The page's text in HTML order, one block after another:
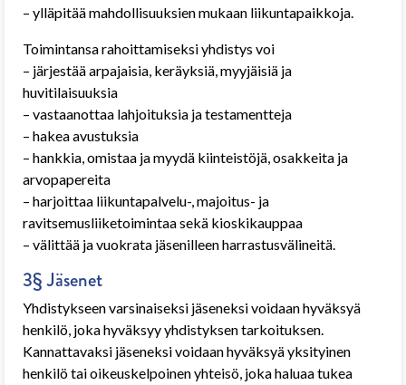
– ylläpitää mahdollisuuksien mukaan liikuntapaikkoja.
Toimintansa rahoittamiseksi yhdistys voi
– järjestää arpajaisia, keräyksiä, myyjäisiä ja
huvitilaisuuksia
– vastaanottaa lahjoituksia ja testamentteja
– hakea avustuksia
– hankkia, omistaa ja myydä kiinteistöjä, osakkeita ja
arvopapereita
– harjoittaa liikuntapalvelu-, majoitus- ja
ravitsemusliiketoimintaa sekä kioskikauppaa
– välittää ja vuokrata jäsenilleen harrastusvälineitä.
3§ Jäsenet
Yhdistykseen varsinaiseksi jäseneksi voidaan hyväksyä
henkilö, joka hyväksyy yhdistyksen tarkoituksen.
Kannattavaksi jäseneksi voidaan hyväksyä yksityinen
henkilö tai oikeuskelpoinen yhteisö, joka haluaa tukea